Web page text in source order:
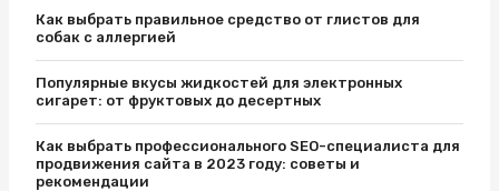
Как выбрать правильное средство от глистов для
собак с аллергией
Популярные вкусы жидкостей для электронных
сигарет: от фруктовых до десертных
Как выбрать профессионального SEO-специалиста для
продвижения сайта в 2023 году: советы и
рекомендации